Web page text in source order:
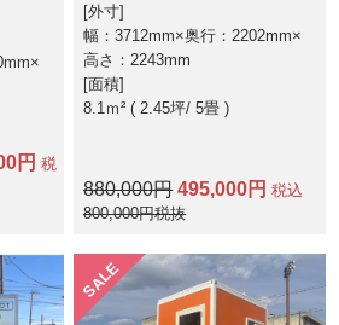
円 税
外寸
幅：3712mm×奥行：2202mm×
高さ：2243mm
面積
8.1ｍ² ( 2.45坪 5畳 )
880,000円 495,000円 税込
800,000円税抜
SALE